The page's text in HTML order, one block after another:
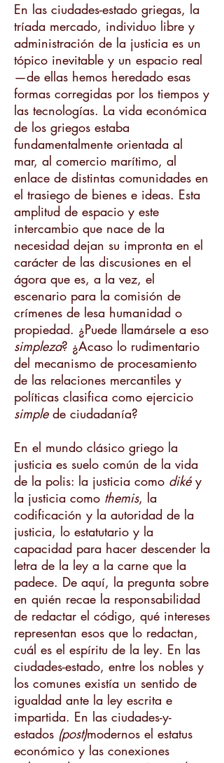
En las ciudades-estado griegas, la
tríada mercado, individuo libre y
administración de la justicia es un
tópico inevitable y un espacio real
—de ellas hemos heredado esas
formas corregidas por los tiempos y
las tecnologías. La vida económica
de los griegos estaba
fundamentalmente orientada al
mar, al comercio marítimo, al
enlace de distintas comunidades en
el trasiego de bienes e ideas. Esta
amplitud de espacio y este
intercambio que nace de la
necesidad dejan su impronta en el
carácter de las discusiones en el
ágora que es, a la vez, el
escenario para la comisión de
crímenes de lesa humanidad o
propiedad. ¿Puede llamársele a eso
simpleza? ¿Acaso lo rudimentario
del mecanismo de procesamiento
de las relaciones mercantiles y
políticas clasifica como ejercicio
simplede ciudadanía?
En el mundo clásico griego la
justicia es suelo común de la vida
de la polis: la justicia como dikéy
la justicia como themis, la
codificación y la autoridad de la
justicia, lo estatutario y la
capacidad para hacer descender la
letra de la ley a la carne que la
padece. De aquí, la pregunta sobre
en quién recae la responsabilidad
de redactar el código, qué intereses
representan esos que lo redactan,
cuál es el espíritu de la ley. En las
ciudades-estado, entre los nobles y
los comunes existía un sentido de
igualdad ante la ley escrita e
impartida. En las ciudades-y-
estados (post)modernos el estatus
económico y las conexiones